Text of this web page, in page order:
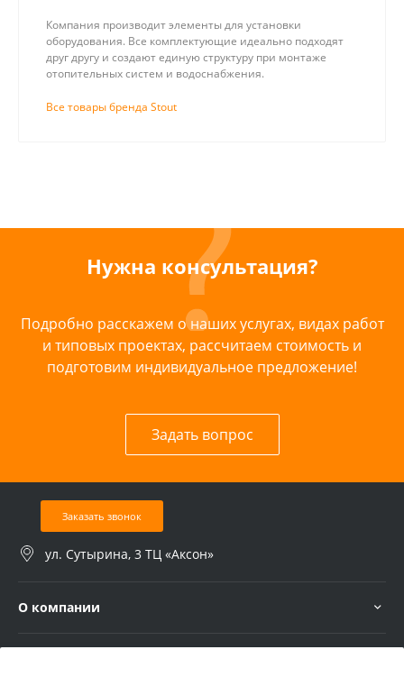
Компания производит элементы для установки
оборудования. Все комплектующие идеально подходят
друг другу и создают единую структуру при монтаже
отопительных систем и водоснабжения.
Все товары бренда Stout
Нужна консультация?
Подробно расскажем о наших услугах, видах работ
и типовых проектах, рассчитаем стоимость и
подготовим индивидуальное предложение!
Задать вопрос
Заказать звонок
ул. Сутырина, 3 ТЦ «Аксон»
О компании